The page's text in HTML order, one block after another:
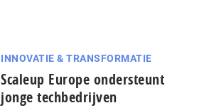
INNOVATIE & TRANSFORMATIE
Scaleup Europe ondersteunt
jonge techbedrijven